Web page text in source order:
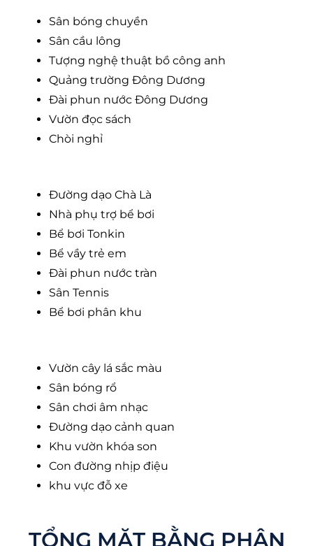
Sân bóng chuyền
Sân cầu lông
Tượng nghệ thuật bồ công anh
Quảng trường Đông Dương
Đài phun nước Đông Dương
Vườn đọc sách
Chòi nghỉ
Đường dạo Chà Là
Nhà phụ trợ bể bơi
Bể bơi Tonkin
Bể vầy trẻ em
Đài phun nước tràn
Sân Tennis
Bể bơi phân khu
Vườn cây lá sắc màu
Sân bóng rổ
Sân chơi âm nhạc
Đường dạo cảnh quan
Khu vườn khóa son
Con đường nhịp điệu
khu vực đỗ xe
TỔNG MẶT BẰNG PHÂN